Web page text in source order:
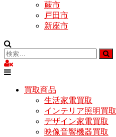
蕨市
戸田市
新座市
買取商品
生活家電買取
インテリア照明買取
デザイン家電買取
映像音響機器買取